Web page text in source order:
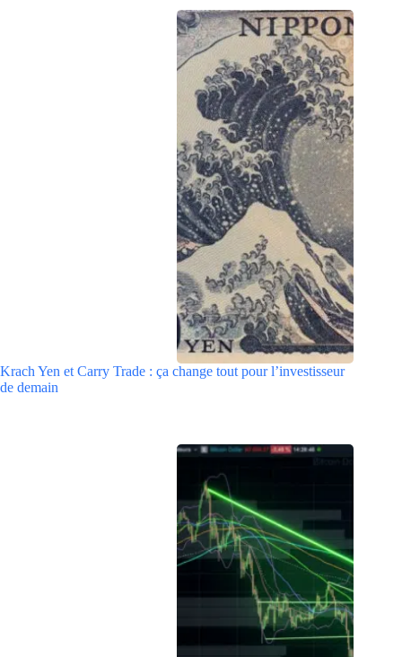
Krach Yen et Carry Trade : ça change tout pour l’investisseur
de demain